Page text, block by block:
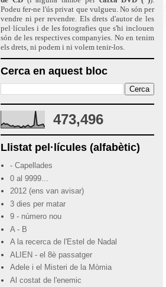
Podeu fer-ne l'ús privat que vulgueu. No són per
vendre ni per revendre. Els drets d'autor de les
pel·lícules i de les fotografies que s'hi inclouen
són de les respectives companyies. No en tenim
els drets, ni podem i ni volem tenir-los.
Cerca en aquest bloc
473,496
Llistat pel·lícules (alfabètic)
- Capellades
0 al 9999...
2012 (ens van avisar)
3 dies per matar
9 - número nou
A - B
A la recerca de l'Estel de Nadal
ALIEN - el 8è passatger
Adele i el Misteri de la Mòmia
Al costat de l'enemic